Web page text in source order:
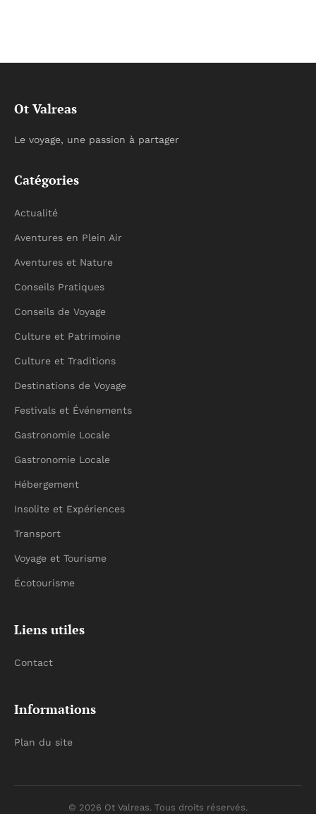
Ot Valreas
Le voyage, une passion à partager
Catégories
Actualité
Aventures en Plein Air
Aventures et Nature
Conseils Pratiques
Conseils de Voyage
Culture et Patrimoine
Culture et Traditions
Destinations de Voyage
Festivals et Événements
Gastronomie Locale
Gastronomie Locale
Hébergement
Insolite et Expériences
Transport
Voyage et Tourisme
Écotourisme
Liens utiles
Contact
Informations
Plan du site
© 2026 Ot Valreas. Tous droits réservés.